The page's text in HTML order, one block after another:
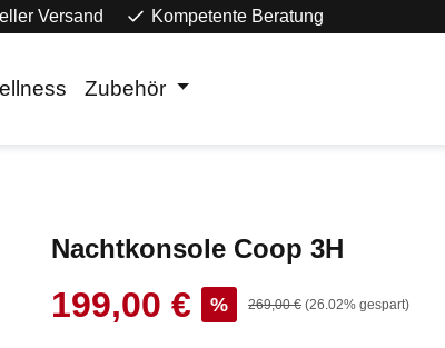
Versand Kompetente Beratung
Zubehör
Nachtkonsole Coop 3H
Verkaufspreis:
199,00 € % Regulärer Preis:
269,00 € (26.02% gespart)